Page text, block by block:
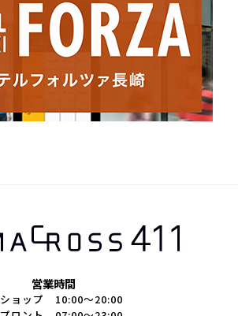
営業時間
ショップ 10:00～20:00